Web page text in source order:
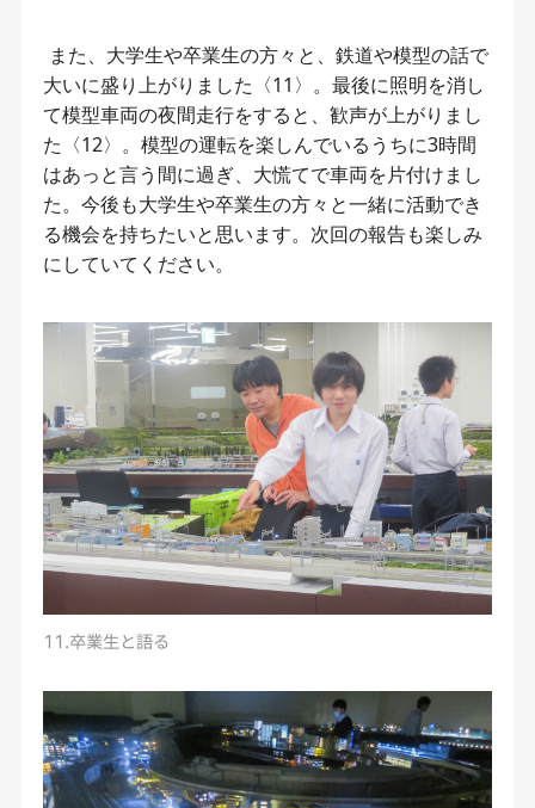
また、大学生や卒業生の方々と、鉄道や模型の話で
大いに盛り上がりました〈11〉。最後に照明を消し
て模型車両の夜間走行をすると、歓声が上がりまし
た〈12〉。模型の運転を楽しんでいるうちに3時間
はあっと言う間に過ぎ、大慌てで車両を片付けまし
た。今後も大学生や卒業生の方々と一緒に活動でき
る機会を持ちたいと思います。次回の報告も楽しみ
にしていてください。
11.卒業生と語る